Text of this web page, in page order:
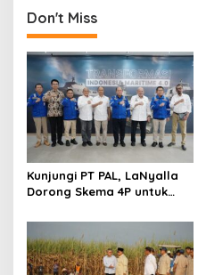
n
a
v
i
g
a
t
i
o
n
Don't Miss
Kunjungi PT PAL, LaNyalla
Dorong Skema 4P untuk
Nasional